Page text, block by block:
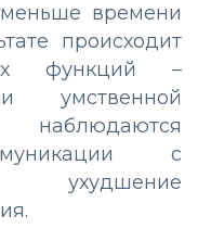
времени
происходит
функций –
умственной
наблюдаются
с